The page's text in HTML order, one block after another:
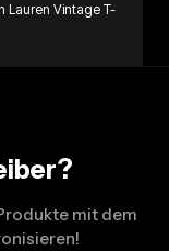
Lauren Vintage T-
mit dem